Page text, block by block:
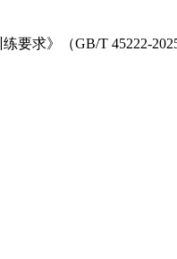
》（GB/T 45222-